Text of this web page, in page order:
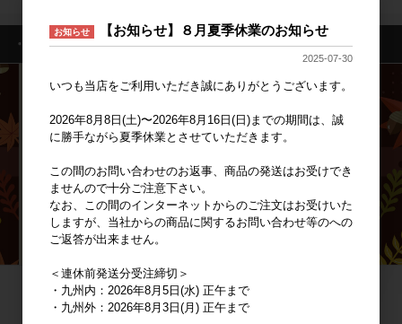
・特集一覧
お知らせ 【お知らせ】８月夏季休業のお知らせ
2025-07-30
いつも当店をご利用いただき誠にありがとうございます。
2026年8月8日(土)〜2026年8月16日(日)までの期間は、誠
に勝手ながら夏季休業とさせていただきます。
この間のお問い合わせのお返事、商品の発送はお受けでき
ませんので十分ご注意下さい。
なお、この間のインターネットからのご注文はお受けいた
しますが、当社からの商品に関するお問い合わせ等のへの
ご返答が出来ません。
＜連休前発送分受注締切＞
・九州内：2026年8月5日(水) 正午まで
・九州外：2026年8月3日(月) 正午まで